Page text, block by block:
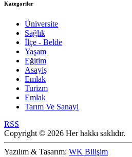
Kategoriler
Üniversite
Sağlık
İlçe - Belde
Yaşam
Eğitim
Asayiş
Emlak
Turizm
Emlak
Tarım Ve Sanayi
RSS
Copyright © 2026 Her hakkı saklıdır.
Yazılım & Tasarım: WK Bilişim